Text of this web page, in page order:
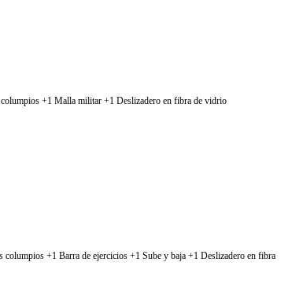
+1 Malla militar +1 Deslizadero en fibra de vidrio
columpios +1 Barra de ejercicios +1 Sube y baja +1 Deslizadero en fibra